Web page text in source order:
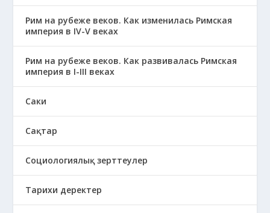
Рим на рубеже веков. Как изменилась Римская
империя в IV-V веках
Рим на рубеже веков. Как развивалась Римская
империя в І-ІІІ веках
Саки
Сақтар
Социологиялық зерттеулер
Тарихи деректер